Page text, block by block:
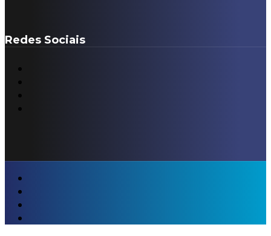
Redes Sociais